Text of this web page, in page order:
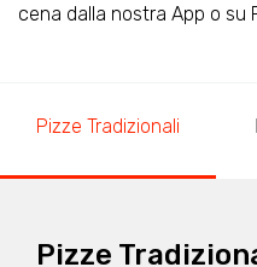
cena dalla nostra App o su
Pizze Tradizionali
Pizze